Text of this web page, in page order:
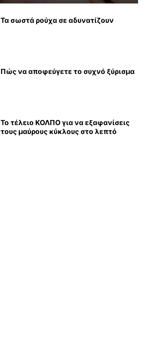
Τα σωστά ρούχα σε αδυνατίζουν
Πώς να αποφεύγετε το συχνό ξύρισμα
Το τέλειο ΚΟΛΠΟ για να εξαφανίσεις
τους μαύρους κύκλους στο λεπτό